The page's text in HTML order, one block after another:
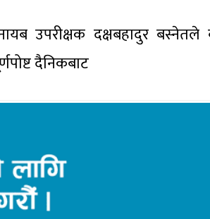
उपरीक्षक दक्षबहादुर
दैनिकबाट